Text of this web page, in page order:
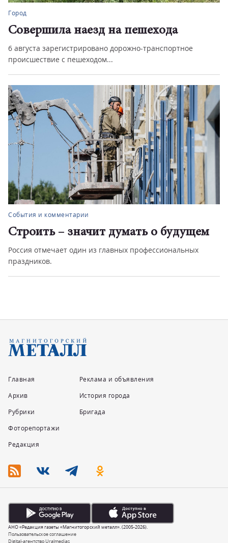
Город
Совершила наезд на пешехода
6 августа зарегистрировано дорожно-транспортное
происшествие с пешеходом...
События и комментарии
Строить – значит думать о будущем
Россия отмечает один из главных профессиональных
праздников.
Главная
Архив
Рубрики
Фоторепортажи
Редакция
Реклама и объявления
История города
Бригада
Пользовательское соглашение
Digital-агентство Uralmedias
АНО «Редакция газеты «Магнитогорский металл». (2005-2026).